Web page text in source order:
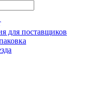
для поставщиков